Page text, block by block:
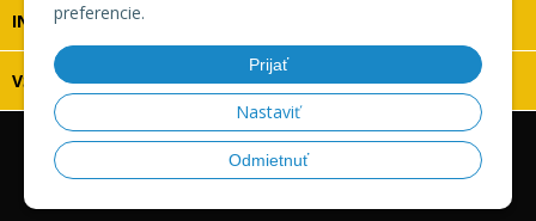
preferencie.
Prijať
Nastaviť
Odmietnuť
INFOLINKA
VŠETKO O NÁKUPE
© 2026 Vaskonaradie.sk •tvorba eshopu cez UNIobchod
webhostingspoločnostiWEBYGROUP